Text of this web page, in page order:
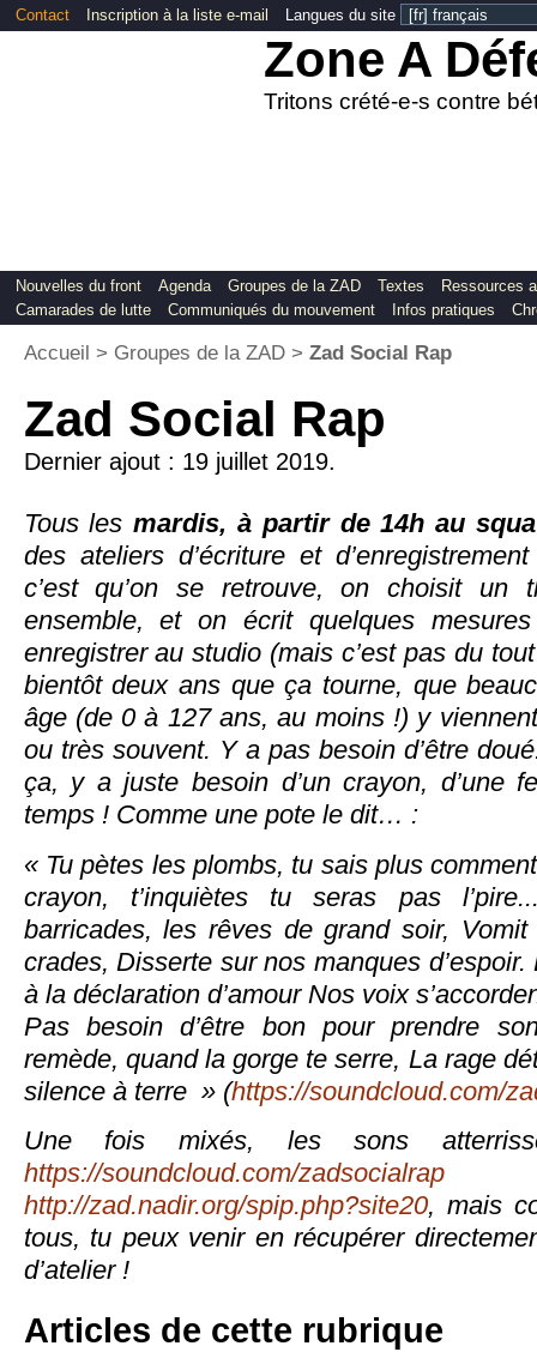
Contact Inscription à la liste e-mail Langues du site
Zone A
Tritons crété-e-s contre
Nouvelles du front Agenda Groupes de la ZAD Textes
Ressources
Camarades de lutte
Communiqués du mouvement Infos pratiques
Accueil > Groupes de la ZAD> Zad Social Rap
Zad Social Rap
Dernier ajout : 19 juillet 2019.
Tous lesmardis, à partir de 14h au
des ateliers d’écriture et
c’est qu’on se retrouve, on choisit un
ensemble, et on écrit quelques
enregistrer au studio (mais c’est pas du
bientôt deux ans que ça tourne, que
âge (de 0 à 127 ans, au moins !) y
ou très souvent. Y a pas besoin d’être
ça, y a juste besoin d’un crayon, d’une
temps ! Comme une pote le dit… :
« Tu pètes les plombs, tu sais plus
crayon, t’inquiètes tu seras pas
barricades, les rêves de grand soir,
crades, Disserte sur nos manques d’espoir.
à la déclaration d’amour Nos voix
Pas besoin d’être bon pour prendre
remède, quand la gorge te serre, La rage
silence à terre » (https://soundcloud.com/
Une fois mixés, les sons
https://soundcloud.com/zadsocialrap
http://zad.nadir.org/spip.php?site20, mais
tous, tu peux venir en récupérer
d’atelier !
Articles de cette rubrique